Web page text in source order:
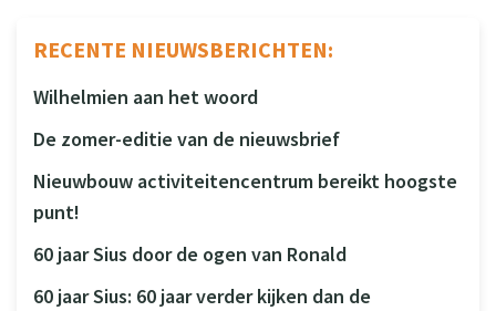
RECENTE NIEUWSBERICHTEN:
Wilhelmien aan het woord
De zomer-editie van de nieuwsbrief
Nieuwbouw activiteitencentrum bereikt hoogste
punt!
60 jaar Sius door de ogen van Ronald
60 jaar Sius: 60 jaar verder kijken dan de